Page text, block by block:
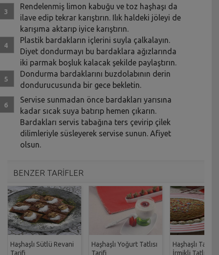
Rendelenmiş limon kabuğu ve toz haşhaşı da
ilave edip tekrar karıştırın. Ilık haldeki jöleyi de
karışıma aktarıp iyice karıştırın.
Plastik bardakların içlerini suyla çalkalayın.
Diyet dondurmayı bu bardaklara ağızlarında
iki parmak boşluk kalacak şekilde paylaştırın.
Dondurma bardaklarını buzdolabının derin
dondurucusunda bir gece bekletin.
Servise sunmadan önce bardakları yarısına
kadar sıcak suya batırıp hemen çıkarın.
Bardakları servis tabağına ters çevirip çilek
dilimleriyle süsleyerek servise sunun. Afiyet
olsun.
BENZER TARİFLER
Haşhaşlı Sütlü Revani
Tarifi
Haşhaşlı Yoğurt Tatlısı
Tarifi
Haşhaşlı Tatlı-
İrmikli Tatlı